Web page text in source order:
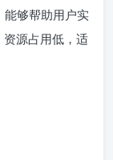
能够帮助用户实
源占用低，适